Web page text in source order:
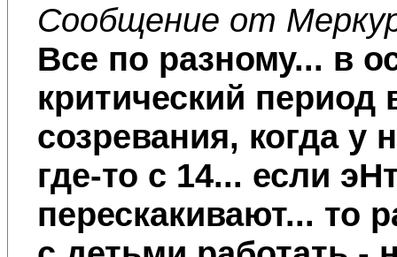
Сообщение от
Все по разному... в
критический период
созревания, когда
где-то с 14... если
перескакивают... то